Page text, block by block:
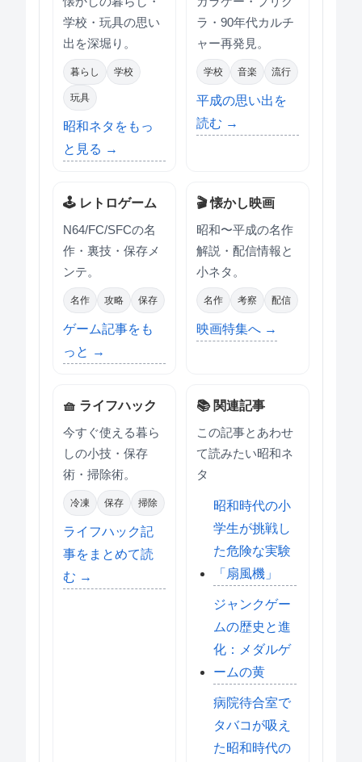
学校・玩具の思い
出を深堀り。
暮らし 学校
玩具
昭和ネタをもっ
と見る →
ラ・90年代カルチ
ャー再発見。
学校 音楽 流行
平成の思い出を
読む →
🕹 レトロゲーム
N64/FC/SFCの名
作・裏技・保存メ
ンテ。
名作 攻略 保存
ゲーム記事をも
っと →
🎬 懐かし映画
昭和〜平成の名作
解説・配信情報と
小ネタ。
名作 考察 配信
映画特集へ →
🧺 ライフハック
今すぐ使える暮ら
しの小技・保存
術・掃除術。
冷凍 保存 掃除
ライフハック記
事をまとめて読
む →
📚 関連記事
この記事とあわせ
て読みたい昭和ネ
タ
昭和時代の小
学生が挑戦し
た危険な実験
「扇風機」
ジャンクゲー
ムの歴史と進
化：メダルゲ
ームの黄
病院待合室で
タバコが吸え
た昭和時代の